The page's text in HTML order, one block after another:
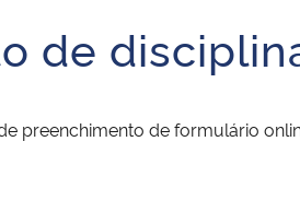
Banco Central do Brasil
de
de formulário